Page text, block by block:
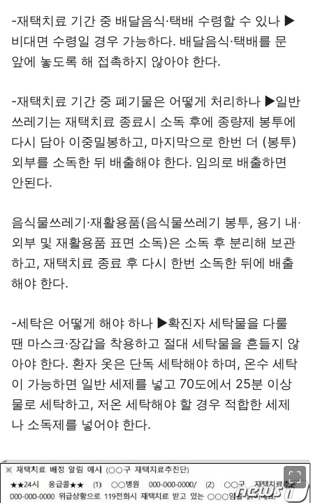
-재택치료 기간 중 배달음식·택배 수령할 수 있나 ▶
비대면 수령일 경우 가능하다. 배달음식·택배를 문
앞에 놓도록 해 접촉하지 않아야 한다.
-재택치료 기간 중 폐기물은 어떻게 처리하나 ▶일반
쓰레기는 재택치료 종료시 소독 후에 종량제 봉투에
다시 담아 이중밀봉하고, 마지막으로 한번 더 (봉투)
외부를 소독한 뒤 배출해야 한다. 임의로 배출하면
안된다.
음식물쓰레기·재활용품(음식물쓰레기 봉투, 용기 내‧
외부 및 재활용품 표면 소독)은 소독 후 분리해 보관
하고, 재택치료 종료 후 다시 한번 소독한 뒤에 배출
해야 한다.
-세탁은 어떻게 해야 하나 ▶확진자 세탁물을 다룰
땐 마스크·장갑을 착용하고 절대 세탁물을 흔들지 않
아야 한다. 환자 옷은 단독 세탁해야 하며, 온수 세탁
이 가능하면 일반 세제를 넣고 70도에서 25분 이상
물로 세탁하고, 저온 세탁해야 할 경우 적합한 세제
나 소독제를 넣어야 한다.